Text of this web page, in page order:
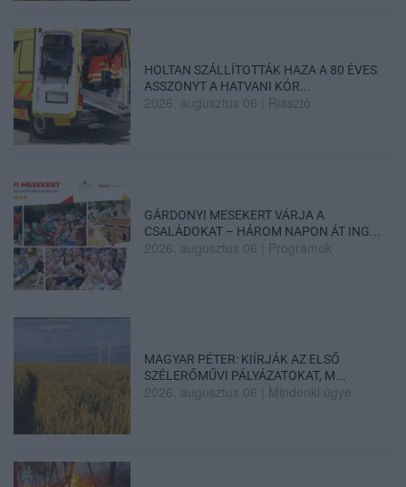
HOLTAN SZÁLLÍTOTTÁK HAZA A 80 ÉVES
ASSZONYT A HATVANI KÓR...
2026. augusztus 06 Riasztó
GÁRDONYI MESEKERT VÁRJA A
CSALÁDOKAT – HÁROM NAPON ÁT ING...
2026. augusztus 06 Programok
MAGYAR PÉTER: KIÍRJÁK AZ ELSŐ
SZÉLERŐMŰVI PÁLYÁZATOKAT, M...
2026. augusztus 06 Mindenki ügye